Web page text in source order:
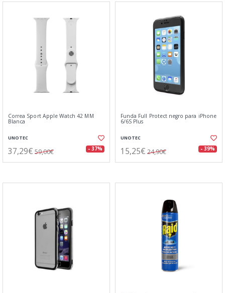
Correa Sport Apple Watch 42 MM
Blanca
UNOTEC
37,29€ 59,00€ - 37%
Funda Full Protect negro para iPhone
6/6S Plus
UNOTEC
15,25€ 24,90€ - 39%